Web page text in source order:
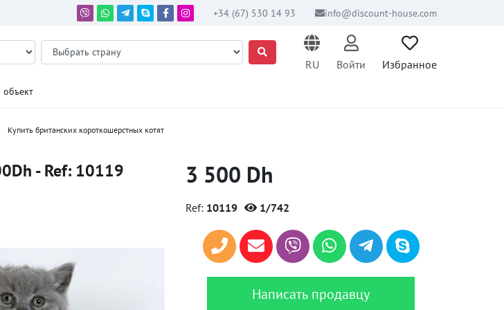
+34 (67) 530 14 93 info@discount-house.com
RU
Войти Избранное
Купить британских короткошерстных котят
- Ref: 10119 3 500 Dh
Ref: 10119 1/742
Написать продавцу